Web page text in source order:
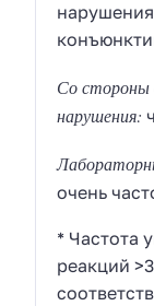
Со стороны
нарушения:
очень
* Частота
реакций